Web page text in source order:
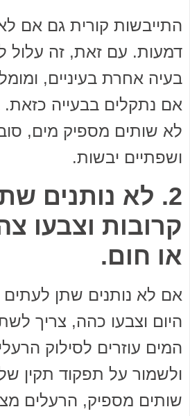
התייבשות קורית גם אם
דמעות. עם זאת, זה עלול
בעיה אחרת בעיניים,
אם נתקלים בבעייה
לא שותים מספיק מים,
ושפתיים יבשות.
2. לא נותנים
קרובות וצבעו
או חום.
אם לא נותנים שתן
היום וצבעו כהה, צריך
המים עוזרים לסילוק
ולשמור על תפקוד תקין
שותים מספיק, הרעלים